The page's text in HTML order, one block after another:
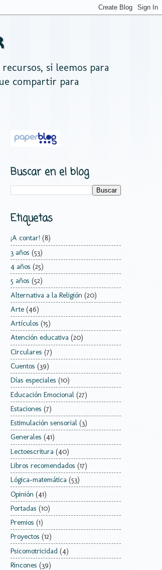
si leemos para
compartir para
Buscar en el blog
Etiquetas
¡A contar! (8)
3 años (53)
4 años (25)
5 años (52)
Alternativa a la Religión (20)
Arte (46)
Artículos (15)
Atención educativa (20)
Circulares (7)
Cuentos (39)
Días especiales (10)
Educación Emocional (27)
Estaciones (7)
Estimulación sensorial (3)
Generales (41)
Lectoescritura (40)
Libros recomendados (17)
Lógica-matemática (53)
Opinión (41)
Portadas (10)
Premios (1)
Proyectos (12)
Psicomotricidad (4)
Rincones (39)